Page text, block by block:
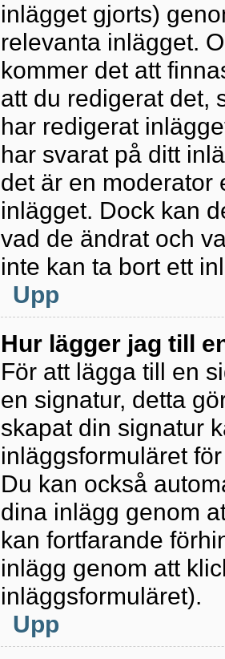
inlägget gjorts)
relevanta inlägget.
kommer det att
att du redigerat det,
har redigerat
har svarat på ditt
det är en moderator
inlägget. Dock kan
vad de ändrat och
inte kan ta bort ett
Upp
Hur lägger jag till
För att lägga till en
en signatur, detta
skapat din signatur
inläggsformuläret
Du kan också
dina inlägg genom
kan fortfarande
inlägg genom att
inläggsformuläret).
Upp